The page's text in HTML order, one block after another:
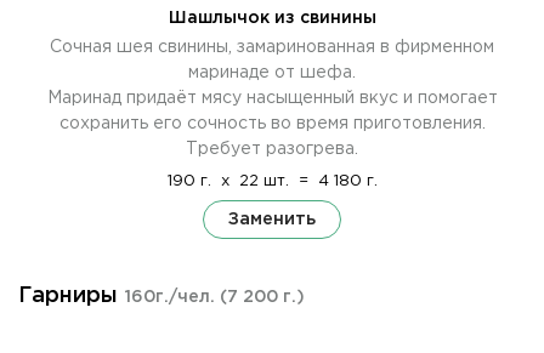
Шашлычок из свинины
Сочная шея свинины, замаринованная в фирменном
маринаде от шефа.
Маринад придаёт мясу насыщенный вкус и помогает
сохранить его сочность во время приготовления.
Требует разогрева.
190 г. x 22 шт. = 4 180 г.
Заменить
Гарниры 160г./чел. (7 200 г.)